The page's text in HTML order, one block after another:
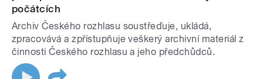
počátcích
Archiv Českého rozhlasu soustřeďuje, ukládá,
zpracovává a zpřístupňuje veškerý archivní materiál z
činnosti Českého rozhlasu a jeho předchůdců.